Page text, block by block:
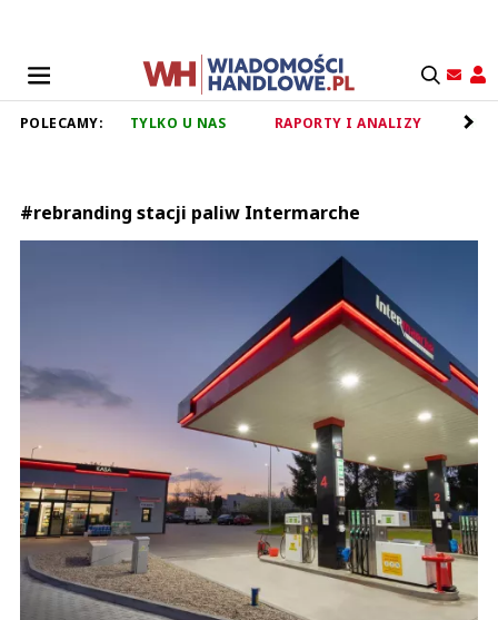
POLECAMY: TYLKO U NAS RAPORTY I ANALIZY
#rebranding stacji paliw Intermarche